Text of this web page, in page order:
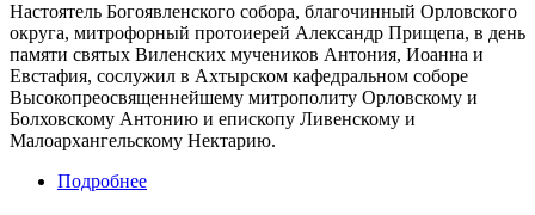
Настоятель Богоявленского собора, благочинный Орловского
округа, митрофорный протоиерей Александр Прищепа, в день
памяти святых Виленских мучеников Антония, Иоанна и
Евстафия, сослужил в Ахтырском кафедральном соборе
Высокопреосвященнейшему митрополиту Орловскому и
Болховскому Антонию и епископу Ливенскому и
Малоархангельскому Нектарию.
Подробнее